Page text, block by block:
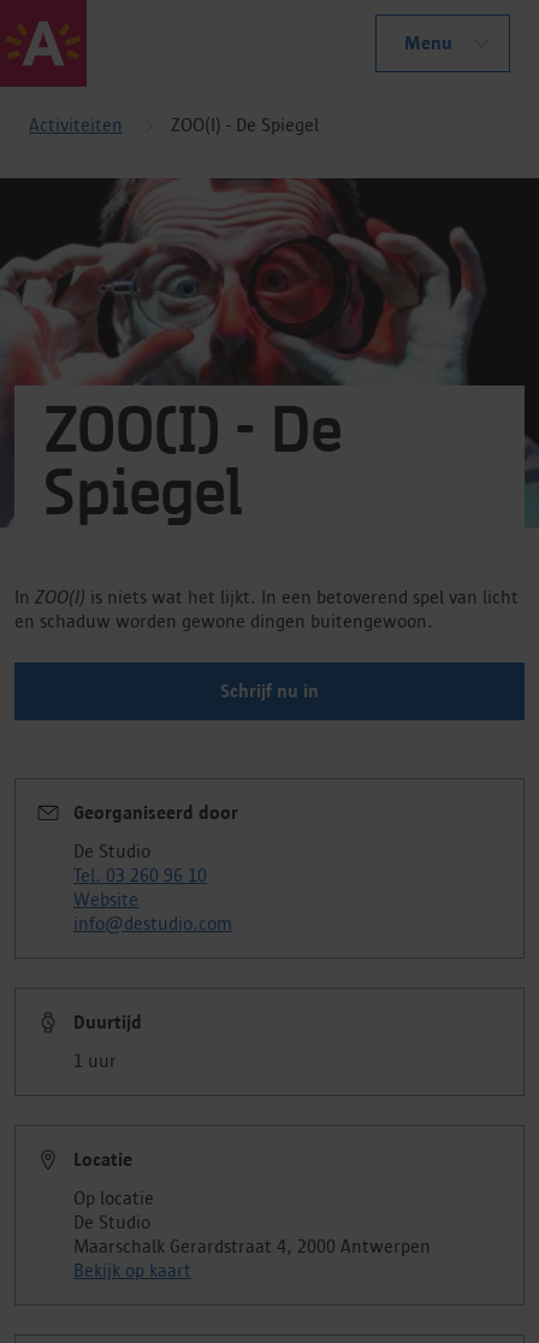
Menu
Activiteiten ZOO(I) - De Spiegel
ZOO(I) - De
Spiegel
In ZOO(I) is niets wat het lijkt. In een betoverend spel van licht
en schaduw worden gewone dingen buitengewoon.
Schrijf nu in
Georganiseerd door
De Studio
Tel. 03 260 96 10
Website
info@destudio.com
Duurtijd
1 uur
Locatie
Op locatie
De Studio
Maarschalk Gerardstraat 4, 2000 Antwerpen
Bekijk op kaart